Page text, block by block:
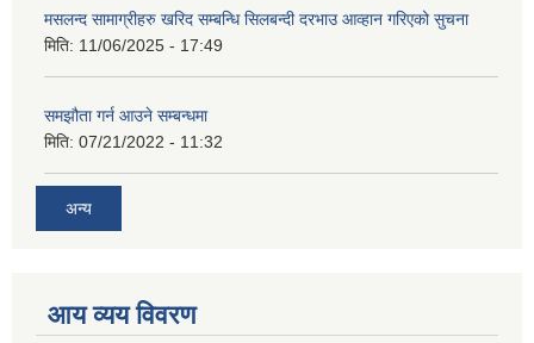
मसलन्द सामाग्रीहरु खरिद सम्बन्धि सिलबन्दी दरभाउ आव्हान गरिएको सुचना
मिति: 11/06/2025 - 17:49
समझौता गर्न आउने सम्बन्धमा
मिति: 07/21/2022 - 11:32
अन्य
आय व्यय विवरण